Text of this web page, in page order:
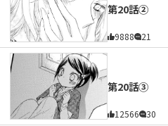
第20話②
9888 21
第20話③
12566 30